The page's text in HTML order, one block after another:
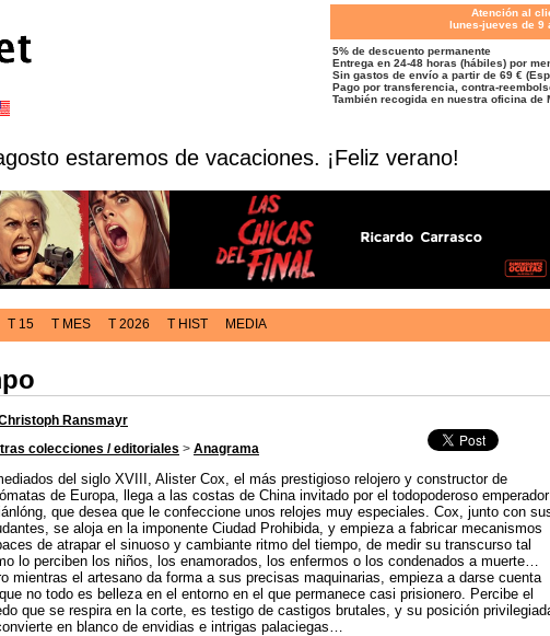
Atención al
lunes-jueves de 9
5% de descuento permanente
Entrega en 24-48 horas (hábiles) por
Sin gastos de envío a partir de 69 €
Pago por transferencia, contra-
También recogida en nuestra oficina de
estaremos de vacaciones. ¡Feliz verano!
T 15 T MES T 2026 T HIST MEDIA
Ransmayr
colecciones / editoriales > Anagrama
del siglo XVIII, Alister Cox, el más prestigioso relojero y constructor de
de Europa, llega a las costas de China invitado por el todopoderoso emperador
que desea que le confeccione unos relojes muy especiales. Cox, junto con
se aloja en la imponente Ciudad Prohibida, y empieza a fabricar mecanismos
de atrapar el sinuoso y cambiante ritmo del tiempo, de medir su transcurso tal
lo perciben los niños, los enamorados, los enfermos o los condenados a muerte…
mientras el artesano da forma a sus precisas maquinarias, empieza a darse cuenta
no todo es belleza en el entorno en el que permanece casi prisionero. Percibe el
que se respira en la corte, es testigo de castigos brutales, y su posición
en blanco de envidias e intrigas palaciegas…